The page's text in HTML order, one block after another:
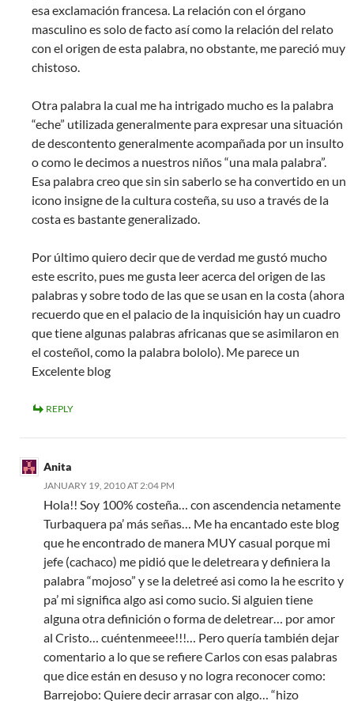
esa exclamación francesa. La relación con el órgano
masculino es solo de facto así como la relación del relato
con el origen de esta palabra, no obstante, me pareció muy
chistoso.
Otra palabra la cual me ha intrigado mucho es la palabra
“eche” utilizada generalmente para expresar una situación
de descontento generalmente acompañada por un insulto
o como le decimos a nuestros niños “una mala palabra”.
Esa palabra creo que sin sin saberlo se ha convertido en un
icono insigne de la cultura costeña, su uso a través de la
costa es bastante generalizado.
Por último quiero decir que de verdad me gustó mucho
este escrito, pues me gusta leer acerca del origen de las
palabras y sobre todo de las que se usan en la costa (ahora
recuerdo que en el palacio de la inquisición hay un cuadro
que tiene algunas palabras africanas que se asimilaron en
el costeñol, como la palabra bololo). Me parece un
Excelente blog
REPLY
Anita
JANUARY 19, 2010 AT 2:04 PM
Hola!! Soy 100% costeña… con ascendencia netamente
Turbaquera pa’ más señas… Me ha encantado este blog
que he encontrado de manera MUY casual porque mi
jefe (cachaco) me pidió que le deletreara y definiera la
palabra “mojoso” y se la deletreé asi como la he escrito y
pa’ mi significa algo asi como sucio. Si alguien tiene
alguna otra definición o forma de deletrear… por amor
al Cristo… cuéntenmeee!!!… Pero quería también dejar
comentario a lo que se refiere Carlos con esas palabras
que dice están en desuso y no logra reconocer como:
Barrejobo: Quiere decir arrasar con algo… “hizo